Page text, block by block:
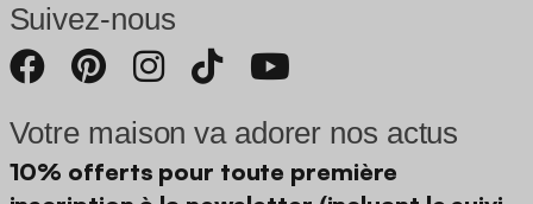
Suivez-nous
Votre maison va adorer nos actus
10% offerts pour toute première